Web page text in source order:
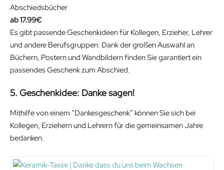
Abschiedsbücher
17.99€
Es gibt passende Geschenkideen für Kollegen, Erzieher, Lehrer
und andere Berufsgruppen. Dank der großen Auswahl an
Büchern, Postern und Wandbildern finden Sie garantiert ein
passendes Geschenk zum Abschied.
5. Geschenkidee: Danke sagen!
Mithilfe von einem “Dankesgeschenk” können Sie sich bei
Kollegen, Erziehern und Lehrern für die gemeinsamen Jahre
bedanken.